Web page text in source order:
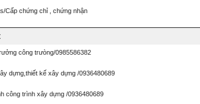
Cấp chứng chỉ , chứng nhận
công trưòng/0985586382
dựng,thiết kế xây dựng /0936480689
công trình xây dựng /0936480689